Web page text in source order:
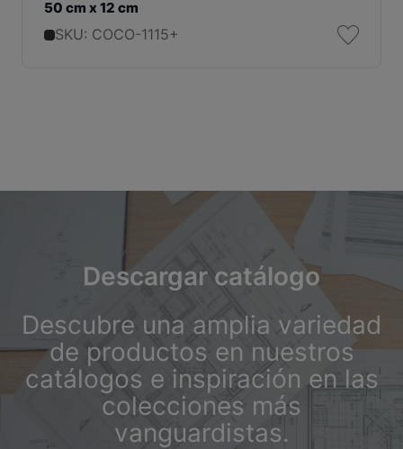
50 cm x 12 cm
SKU: COCO-1115+
Descargar catálogo
Descubre una amplia variedad
de productos en nuestros
catálogos e inspiración en las
colecciones más
vanguardistas.